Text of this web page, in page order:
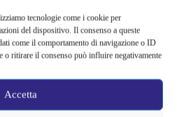
tecnologie come i cookie per
del dispositivo. Il consenso a queste
come il comportamento di navigazione o ID
o ritirare il consenso può influire negativamente
Accetta
LA CASA
AL MAGNOLIA
stregato la Casa Bianca, sarà in Italia
23 luglio 2017 al Circolo Magnolia
i confini tra generi ed ere diverse. Il
soul, country, R&B...